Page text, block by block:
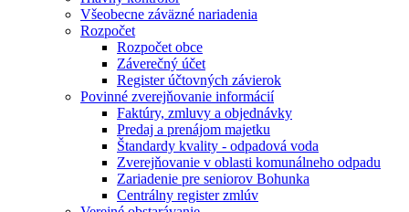
Všeobecne záväzné nariadenia
Rozpočet
Rozpočet obce
Záverečný účet
Register účtovných závierok
Povinné zverejňovanie informácií
Faktúry, zmluvy a objednávky
Predaj a prenájom majetku
Štandardy kvality - odpadová voda
Zverejňovanie v oblasti komunálneho odpadu
Zariadenie pre seniorov Bohunka
Centrálny register zmlúv